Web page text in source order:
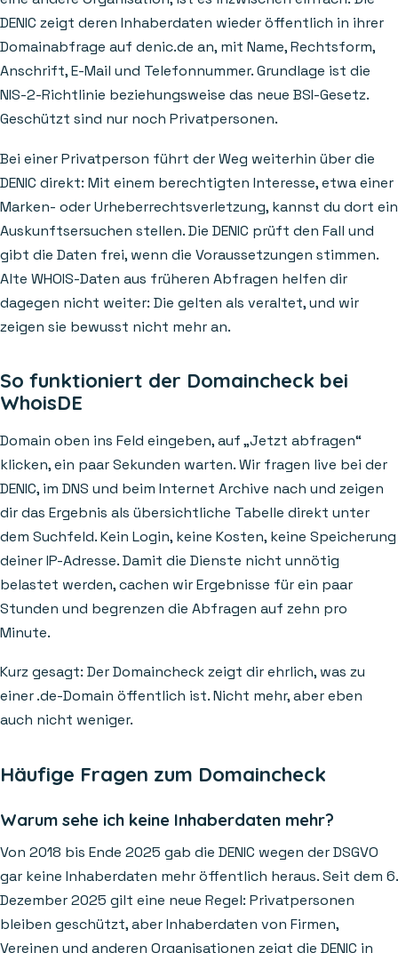
DENIC zeigt deren Inhaberdaten wieder öffentlich in ihrer
Domainabfrage auf denic.de an, mit Name, Rechtsform,
Anschrift, E-Mail und Telefonnummer. Grundlage ist die
NIS-2-Richtlinie beziehungsweise das neue BSI-Gesetz.
Geschützt sind nur noch Privatpersonen.
Bei einer Privatperson führt der Weg weiterhin über die
DENIC direkt: Mit einem berechtigten Interesse, etwa einer
Marken- oder Urheberrechtsverletzung, kannst du dort ein
Auskunftsersuchen stellen. Die DENIC prüft den Fall und
gibt die Daten frei, wenn die Voraussetzungen stimmen.
Alte WHOIS-Daten aus früheren Abfragen helfen dir
dagegen nicht weiter: Die gelten als veraltet, und wir
zeigen sie bewusst nicht mehr an.
So funktioniert der Domaincheck bei
WhoisDE
Domain oben ins Feld eingeben, auf „Jetzt abfragen“
klicken, ein paar Sekunden warten. Wir fragen live bei der
DENIC, im DNS und beim Internet Archive nach und zeigen
dir das Ergebnis als übersichtliche Tabelle direkt unter
dem Suchfeld. Kein Login, keine Kosten, keine Speicherung
deiner IP-Adresse. Damit die Dienste nicht unnötig
belastet werden, cachen wir Ergebnisse für ein paar
Stunden und begrenzen die Abfragen auf zehn pro
Minute.
Kurz gesagt: Der Domaincheck zeigt dir ehrlich, was zu
einer .de-Domain öffentlich ist. Nicht mehr, aber eben
auch nicht weniger.
Häufige Fragen zum Domaincheck
Warum sehe ich keine Inhaberdaten mehr?
Von 2018 bis Ende 2025 gab die DENIC wegen der DSGVO
gar keine Inhaberdaten mehr öffentlich heraus. Seit dem 6.
Dezember 2025 gilt eine neue Regel: Privatpersonen
bleiben geschützt, aber Inhaberdaten von Firmen,
Vereinen und anderen Organisationen zeigt die DENIC in